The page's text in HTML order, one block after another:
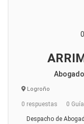
Logroño
0 respuestas 0
Despacho de